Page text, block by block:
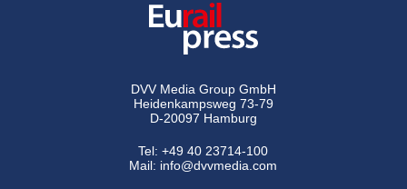
DVV Media Group GmbH
Heidenkampsweg 73-79
D-20097 Hamburg
Tel:+49 40 23714-100
Mail: info@dvvmedia.com